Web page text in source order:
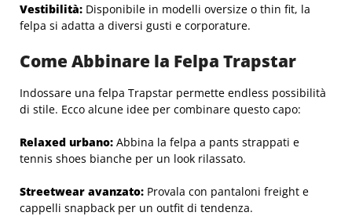
Vestibilità: Disponibile in modelli oversize o thin fit, la
felpa si adatta a diversi gusti e corporature.
Come Abbinare la Felpa Trapstar
Indossare una felpa Trapstar permette endless possibilità
di stile. Ecco alcune idee per combinare questo capo:
Relaxed urbano: Abbina la felpa a pants strappati e
tennis shoes bianche per un look rilassato.
Streetwear avanzato: Provala con pantaloni freight e
cappelli snapback per un outfit di tendenza.